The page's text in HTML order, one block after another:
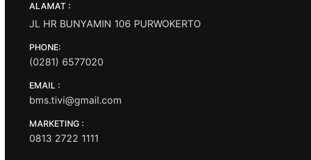
ALAMAT :
JL HR BUNYAMIN 106 PURWOKERTO
PHONE:
(0281) 6577020
EMAIL :
bms.tivi@gmail.com
MARKETING :
0813 2722 1111